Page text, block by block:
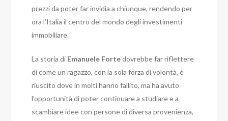
prezzi da poter far invidia a chiunque, rendendo per
ora l’Italia il centro del mondo degli investimenti
immobiliare.
La storia di Emanuele Fortedovrebbe far riflettere
di come un ragazzo, con la sola forza di volontà, è
riuscito dove in molti hanno fallito, ma ha avuto
l’opportunità di poter continuare a studiare e a
scambiare idee con persone di diversa provenienza,